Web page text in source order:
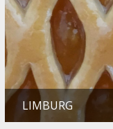
LIMBURG